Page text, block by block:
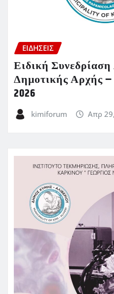
ΕΙΔΗΣΕΙΣ
Ειδική
Δημοτικής Αρχής –
2026
kimiforum Απρ